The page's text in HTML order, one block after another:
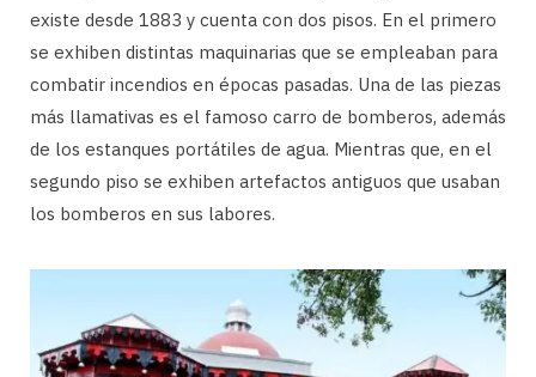
existe desde 1883 y cuenta con dos pisos. En el primero
se exhiben distintas maquinarias que se empleaban para
combatir incendios en épocas pasadas. Una de las piezas
más llamativas es el famoso carro de bomberos, además
de los estanques portátiles de agua. Mientras que, en el
segundo piso se exhiben artefactos antiguos que usaban
los bomberos en sus labores.